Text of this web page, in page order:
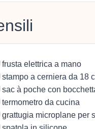
frusta elettrica a mano
stampo a cerniera da 18
sac à poche con
termometro da cucina
grattugia microplane per